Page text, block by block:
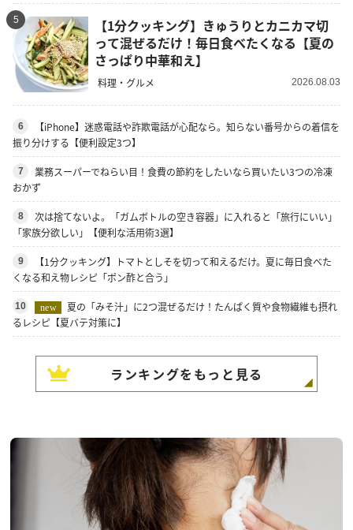
5
【1分クッキング】きゅうりとカニカマ切
って混ぜるだけ！毎日食べたくなる【夏の
さっぱり中華和え】
料理・グルメ 2026.08.03
6
【iPhone】迷惑電話や詐欺電話が心配なら。知らない番号からの着信を
振り分けする【便利設定3つ】
7
業務スーパーでねらい目！食費の節約をしたいなら買いたい3つの冷凍
おかず
8
次は捨てないよ。「ガムボトルの空き容器」に入れると「旅行にいい」
「家族分欲しい」【便利な活用術3選】
9
【1分クッキング】トマトとしそを切って和えるだけ。夏に毎日食べた
くなる和え物レシピ「ポン酢と合う」
10 new
夏の「みそ汁」に2つ混ぜるだけ！たんぱく質や食物繊維も摂れ
るレシピ【夏バテ対策に】
ランキングをもっと見る